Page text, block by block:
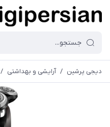
دیجی پرشین / آرایشی و بهداشتی /